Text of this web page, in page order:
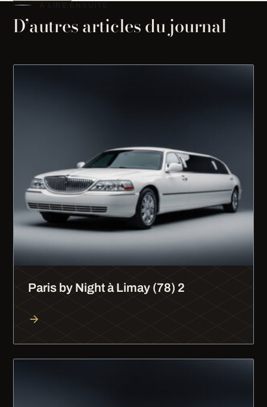
D’autres articles du journal
Paris by Night à Limay (78) 2